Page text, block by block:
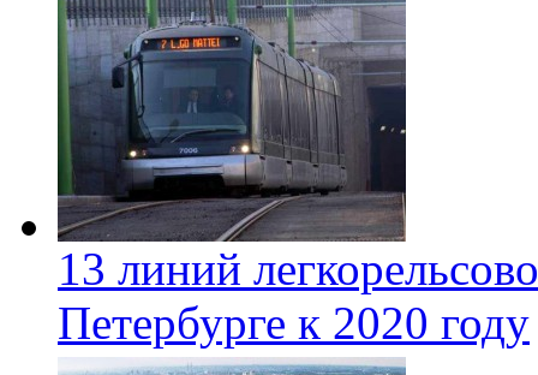
13 линий
Петербурге к 2020 году